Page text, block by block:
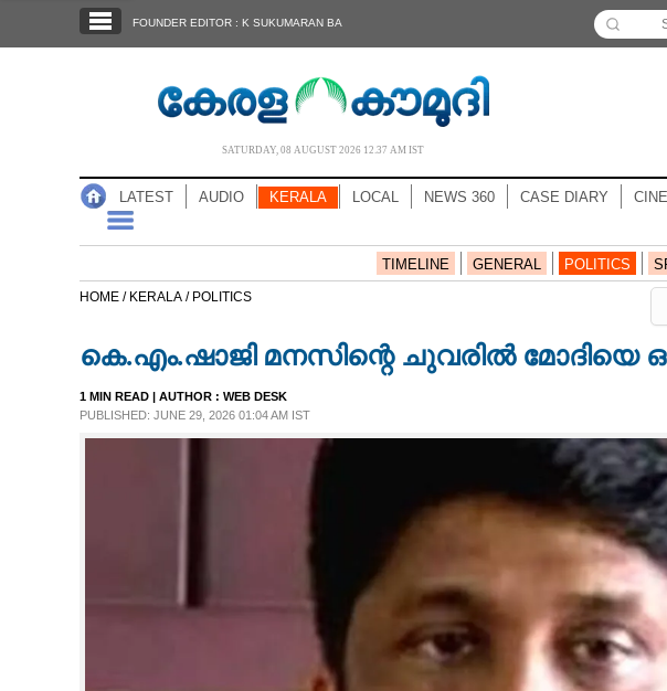
NOTIFIED NEWS
FOUNDER EDITOR : K SUKUMARAN BA
SATURDAY, 08 AUGUST 2026 12.37 AM IST
LATEST AUDIO KERALA LOCAL NEWS 360 CASE DIARY
TIMELINE GENERAL POLITICS
HOME / KERALA / POLITICS
കെ.എം.ഷാജി മനസിന്റെ ചുവരിൽ മോദിയെ
1 MIN READ | AUTHOR : WEB DESK
PUBLISHED: JUNE 29, 2026 01:04 AM IST